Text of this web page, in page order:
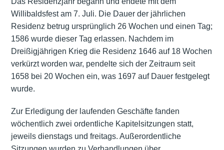
Willibaldsfest am 7. Juli. Die Dauer der jährlichen
Residenz betrug ursprünglich 26 Wochen und einen Tag;
1586 wurde dieser Tag erlassen. Nachdem im
Dreißigjährigen Krieg die Residenz 1646 auf 18 Wochen
verkürzt worden war, pendelte sich der Zeitraum seit
1658 bei 20 Wochen ein, was 1697 auf Dauer festgelegt
wurde.
Zur Erledigung der laufenden Geschäfte fanden
wöchentlich zwei ordentliche Kapitelsitzungen statt,
jeweils dienstags und freitags. Außerordentliche